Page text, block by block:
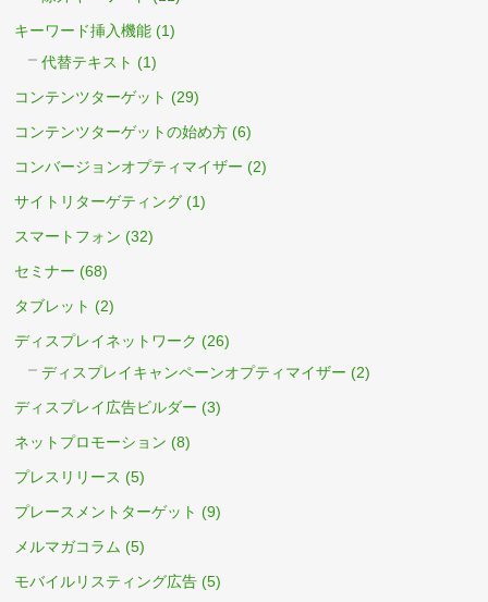
キーワード挿入機能 (1)
代替テキスト (1)
コンテンツターゲット (29)
コンテンツターゲットの始め方 (6)
コンバージョンオプティマイザー (2)
サイトリターゲティング (1)
スマートフォン (32)
セミナー (68)
タブレット (2)
ディスプレイネットワーク (26)
ディスプレイキャンペーンオプティマイザー (2)
ディスプレイ広告ビルダー (3)
ネットプロモーション (8)
プレスリリース (5)
プレースメントターゲット (9)
メルマガコラム (5)
モバイルリスティング広告 (5)